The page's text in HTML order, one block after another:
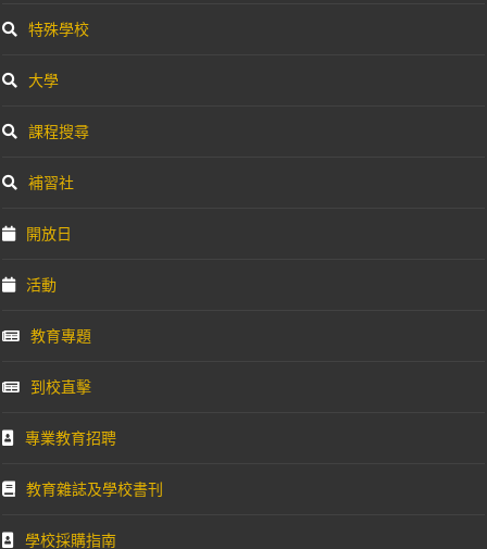
特殊學校
大學
課程搜尋
補習社
開放日
活動
教育專題
到校直擊
專業教育招聘
教育雜誌及學校書刊
學校採購指南